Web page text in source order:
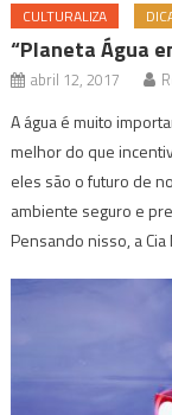
CULTURALIZA
“Planeta Água
abril 12, 2017
A água é muito
melhor do que
eles são o futuro de
ambiente seguro e
Pensando nisso, a